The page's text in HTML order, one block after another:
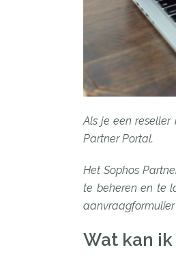
Als je een
Partner Portal.
Het Sophos
te beheren en te
aanvraagformulier
Wat kan